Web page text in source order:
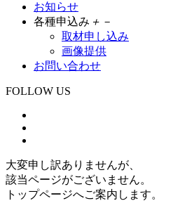
お知らせ
各種申込み ＋ －
取材申し込み
画像提供
お問い合わせ
FOLLOW US
大変申し訳ありませんが、
該当ページがございません。
トップページへご案内します。